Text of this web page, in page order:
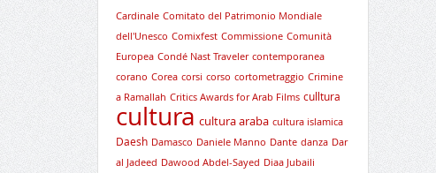
Cardinale Comitato del Patrimonio Mondiale
dell'Unesco Comixfest Commissione Comunità
Europea Condé Nast Traveler contemporanea
corano Corea corsi corso cortometraggio Crimine
a Ramallah Critics Awards for Arab Films culltura
cultura cultura araba cultura islamica
Daesh Damasco Daniele Manno Dante danza Dar
al Jadeed Dawood Abdel-Sayed Diaa Jubaili